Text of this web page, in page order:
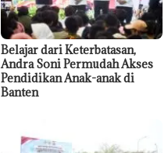
Belajar dari Keterbatasan,
Andra Soni Permudah Akses
Pendidikan Anak-anak di
Banten